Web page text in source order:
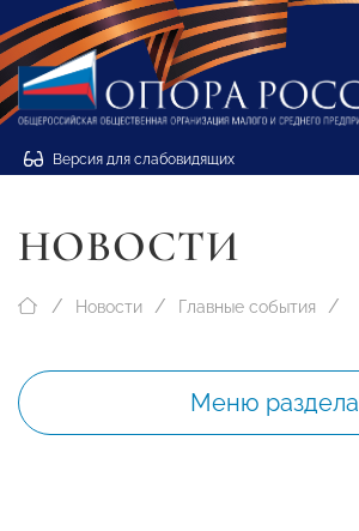
Версия для слабовидящих
НОВОСТИ
Новости Главные события
Меню раздела